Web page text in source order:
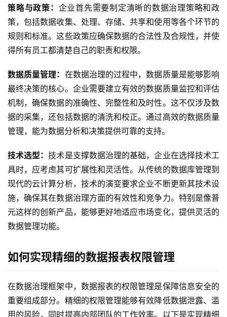
新
活
动
产
品
解
方
生
态
策略与政策： 企业首先需要制定清晰的数据治理策略和政
策，包括数据收集、处理、存储、共享和使用等各个环节的
规则和标准。这些政策应确保数据的合法性及合规性，并使
得所有员工都清楚自己的职责和权限。
数据质量管理： 在数据治理的过程中，数据质量是能够影响
最终决策的核心。企业需要建立有效的数据质量监控和评估
机制，确保数据的准确性、完整性和及时性。这不仅涉及数
据的采集，还包括数据的清洗和校正。通过高效的数据质量
管理，能为数据分析和决策提供可靠的支持。
技术选型：技术是支撑数据治理的基础，企业在选择技术工
具时，应考虑其可扩展性和灵活性。从传统的数据库管理到
现代的云计算分析，技术的演变要求企业不断更新其技术设
施，确保其在数据治理方面的有效性和竞争力。特别是像普
元这样的创新产品，能够更好地适应市场变化，提供灵活的
数据管理功能。
如何实现精细的数据报表权限管理
在数据治理框架中，数据报表的权限管理是保障信息安全的
重要组成部分。精细的权限管理能够有效降低数据泄露、滥
用的风险，同时提高内部团队的工作效率。以下是实现精细